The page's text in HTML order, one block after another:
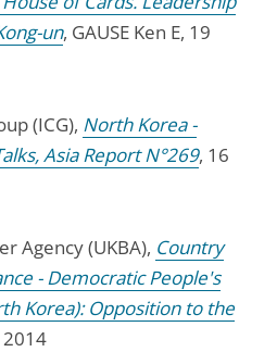
un, GAUSE Ken E, 19
(ICG), North Korea -
Asia Report N°269, 16
Agency (UKBA), Country
- Democratic People's
Korea): Opposition to the